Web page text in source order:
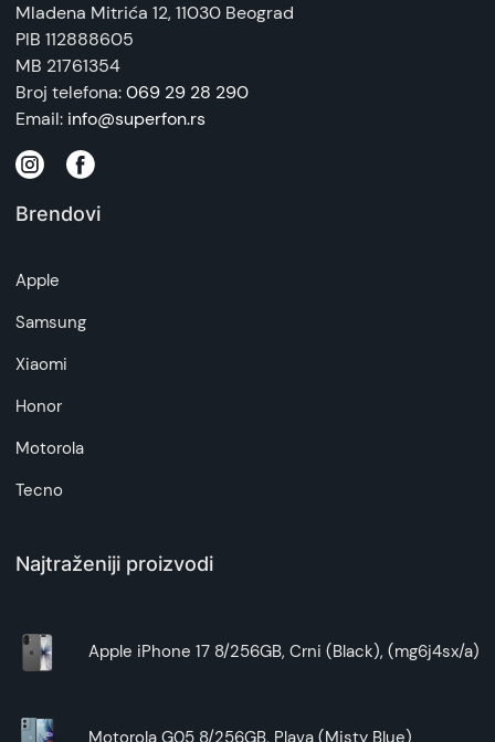
Mladena Mitrića 12, 11030 Beograd
PIB 112888605
MB 21761354
Broj telefona:069 29 28 290
Email: info@superfon.rs
Brendovi
Apple
Samsung
Xiaomi
Honor
Motorola
Tecno
Najtraženiji proizvodi
Apple iPhone 17 8/256GB, Crni (Black), (mg6j4sx/a)
Motorola G05 8/256GB, Plava (Misty Blue)